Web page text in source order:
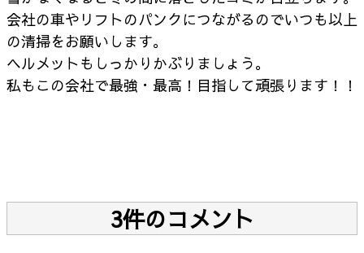
会社の車やリフトのパンクにつながるのでいつも以上
の清掃をお願いします。
ヘルメットもしっかりかぶりましょう。
私もこの会社で最強・最高！目指して頑張ります！！
3件のコメント